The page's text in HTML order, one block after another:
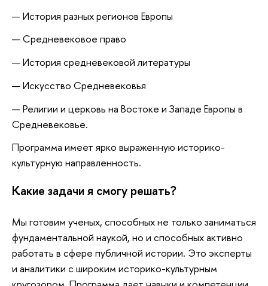
История разных регионов Европы
Средневековое право
История средневековой литературы
Искусство Средневековья
Религии и церковь на Востоке и Западе Европы в
Средневековье.
Программа имеет ярко выраженную историко-
культурную направленность.
Какие задачи я смогу решать?
Мы готовим ученых, способных не только заниматься
фундаментальной наукой, но и способных активно
работать в сфере публичной истории. Это эксперты
и аналитики с широким историко-культурным